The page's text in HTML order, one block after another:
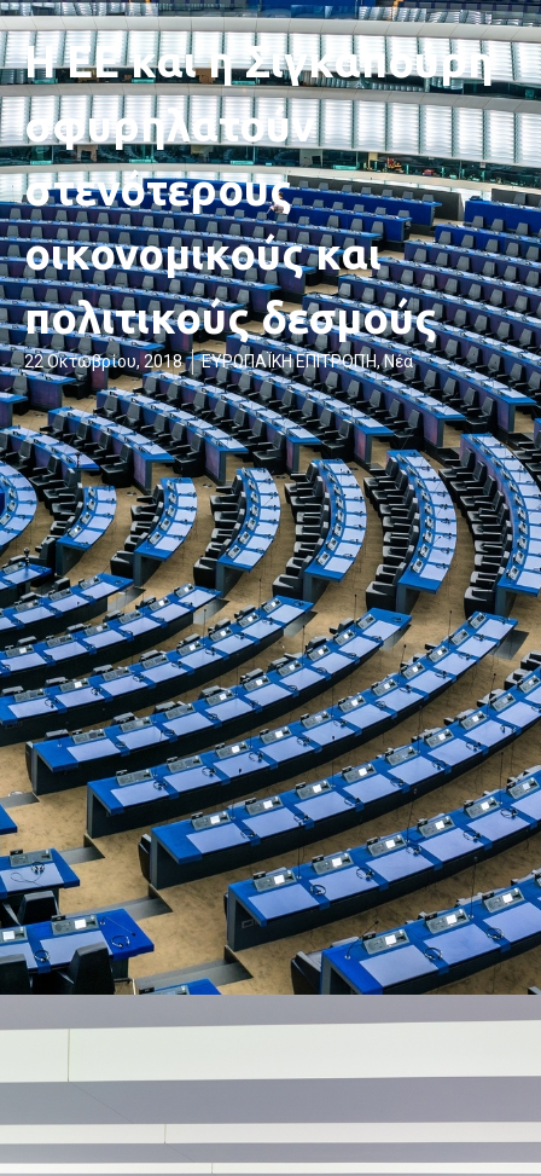
Η ΕΕ και η Σιγκαπούρη
σφυρηλατούν
στενότερους
οικονομικούς και
πολιτικούς δεσμούς
22 Οκτωβρίου, 2018 ΕΥΡΩΠΑΪΚΗ ΕΠΙΤΡΟΠΉ,Νέα